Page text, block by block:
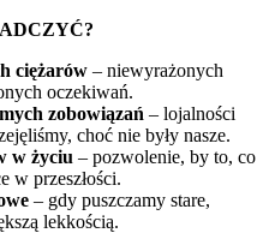
ciężarów – niewyrażonych
oczekiwań.
zobowiązań – lojalności
choć nie były nasze.
w życiu – pozwolenie, by to, co
w przeszłości.
– gdy puszczamy stare,
lekkością.